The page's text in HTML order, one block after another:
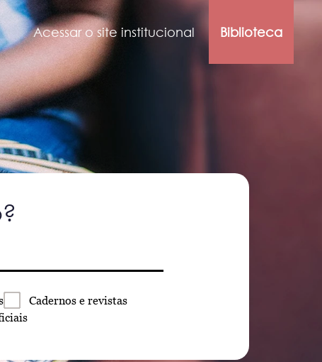
Acessar o site institucional Biblioteca
Cadernos e revistas